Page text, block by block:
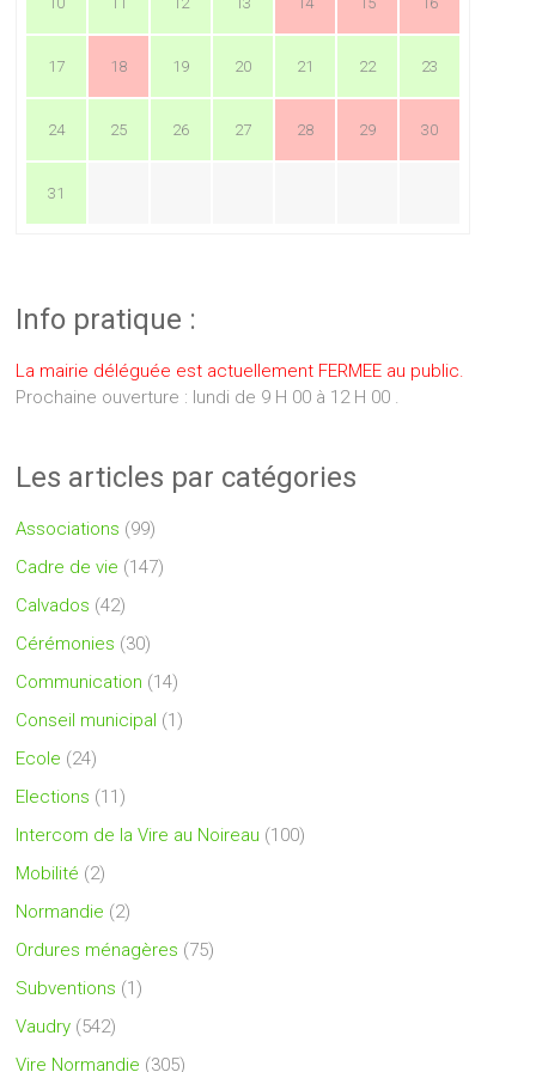
17 18 19 20 21 22 23
24 25 26 27 28 29 30
31
Info pratique :
La mairie déléguée est actuellement FERMEE au public.
Prochaine ouverture : lundi de 9 H 00 à 12 H 00 .
Les articles par catégories
Associations (99)
Cadre de vie (147)
Calvados (42)
Cérémonies (30)
Communication (14)
Conseil municipal (1)
Ecole (24)
Elections (11)
Intercom de la Vire au Noireau (100)
Mobilité (2)
Normandie (2)
Ordures ménagères (75)
Subventions (1)
Vaudry (542)
Vire Normandie (305)